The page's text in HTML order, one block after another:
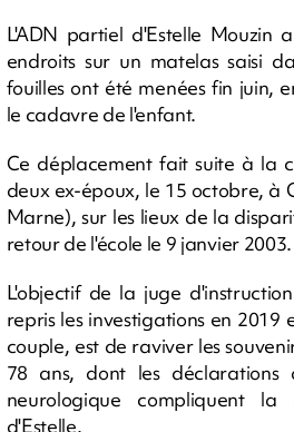
L'ADN partiel d'Estelle Mouzin
endroits sur un matelas saisi
fouilles ont été menées fin juin,
le cadavre de l'enfant.
Ce déplacement fait suite à la
deux ex-époux, le 15 octobre, à
Marne), sur les lieux de la
retour de l'école le 9 janvier 2003.
L'objectif de la juge
repris les investigations en 2019
couple, est de raviver les
78 ans, dont les déclarations
neurologique compliquent
d'Estelle.